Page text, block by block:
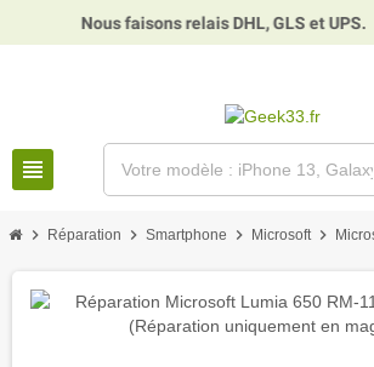
Nous faisons relais DHL, GLS et UPS.
view_headline
chevron_right Réparation chevron_right Smartphone chevron_right Microsoft chevron_right